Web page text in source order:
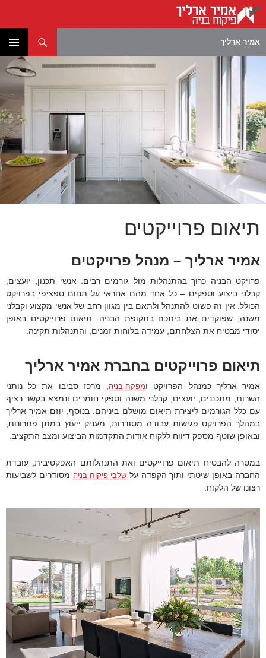
אמיר ארליך
תפריט
ראשי
תיאום פרוייקטים
אמיר ארליך – מנהל פרויקטים
פרויקט הבניה כרוך בהתנהלות מול גורמים רבים: אנשי תכנון, יועצים,
קבלני ביצוע וספקים – כל אחד מהם אחראי על תחום ספציפי בפרויקט
הכולל. אין זה פשוט להתנהל ולתאם בין מגוון רחב של אנשי מקצוע וקבלני
משנה, שפוקדים את ביתכם בתקופת הבניה. תיאום פרוייקטים באופן
יסודי מבטיח את הצלחתם, עמידה בלוחות זמנים, והתנהלות תקינה.
תיאום פרוייקטים בחברת אמיר ארליך
אמיר ארליך כמנהל הפרויקט ומפקח בניה , מרכז סביבו את כל נותני
השרות, מתכננים, יועצים, קבלני משנה וספקי חומרים ונמצא בקשר רציף
עם כלל הגורמים ליצירת תיאום מושלם ביניהם. בנוסף, יוזם אמיר ארליך
במהלך הפרויקט פגישות עבודה מסודרות, מעניק ייעוץ במתן פתרונות,
ובאופן שוטף מספק דיווח ללקוח אודות התקדמות הביצוע ומצב התקציב.
במטרה להבטיח תיאום פרוייקטים ואת התנהלותם האפקטיבית, עובדת
החברה באופן שיטתי ותוך הקפדה עלשלבי פיקוח בניה מסודרים לשביעות
רצונו של הלקוח.